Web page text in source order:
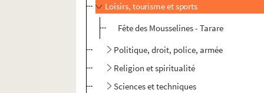
Loisirs, tourisme et sports
Fête des Mousselines - Tarare
Politique, droit, police, armée
Religion et spiritualité
Sciences et techniques